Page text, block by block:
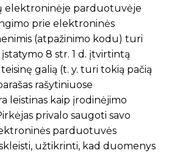
elektroninėje parduotuvėje
prie elektroninės
(atpažinimo kodu) turi
8 str. 1 d. įtvirtintą
galią (t. y. turi tokią pačią
rašytiniuose
leistinas kaip įrodinėjimo
privalo saugoti savo
parduotuvės
užtikrinti, kad duomenys